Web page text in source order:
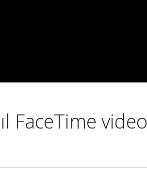
FaceTime video